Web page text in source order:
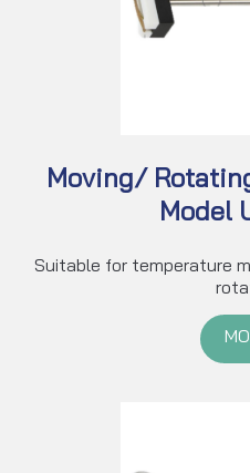
Moving/
Model
Suitable for temperature